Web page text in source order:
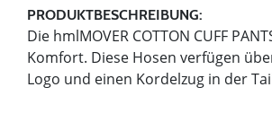
PRODUKTBESCHREIBUNG:
Die hmlMOVER COTTON CUFF
Komfort. Diese Hosen verfügen
Logo und einen Kordelzug in der